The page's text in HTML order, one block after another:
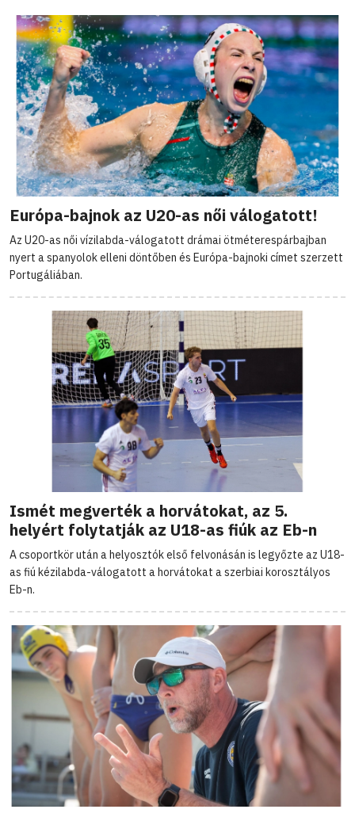
Európa-bajnok az U20-as női válogatott!
Az U20-as női vízilabda-válogatott drámai ötméterespárbajban
nyert a spanyolok elleni döntőben és Európa-bajnoki címet szerzett
Portugáliában.
Ismét megverték a horvátokat, az 5.
helyért folytatják az U18-as fiúk az Eb-n
A csoportkör után a helyosztók első felvonásán is legyőzte az U18-
as fiú kézilabda-válogatott a horvátokat a szerbiai korosztályos
Eb-n.